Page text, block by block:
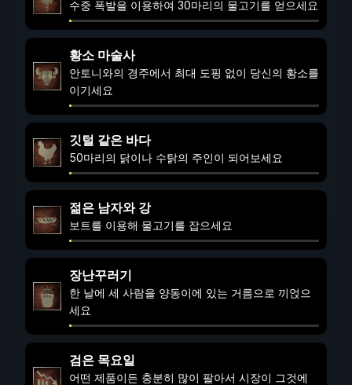
수중 폭발을 이용하여 30마리의 물고기를 얻으세요
황소 마술사
안토니와의 경주에서 최대 도핑 없이 당신의 황소를
이기세요
깃털 같은 바다
50마리의 닭이나 수탉의 주인이 되어보세요
젊은 남자와 강
보트를 이용해 물고기를 잡으세요
장난꾸러기
한 날에 세 사람을 양동이에 있는 거름으로 끼얹으
세요
검은 목요일
어떤 제품이든 충분히 많이 팔아서 시장이 그것에